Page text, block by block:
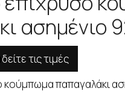
ασημένιο
τις τιμές
κούμπωμα παπαγαλάκι